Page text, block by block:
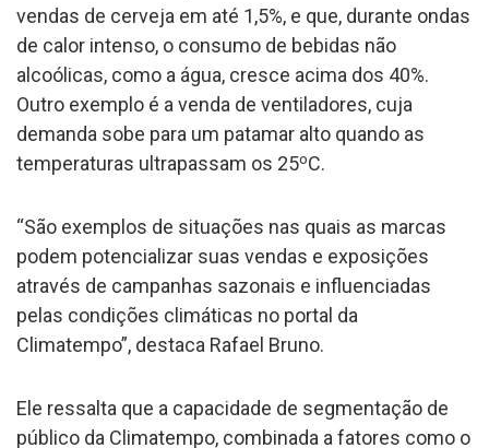
vendas de cerveja em até 1,5%, e que, durante ondas
de calor intenso, o consumo de bebidas não
alcoólicas, como a água, cresce acima dos 40%.
Outro exemplo é a venda de ventiladores, cuja
demanda sobe para um patamar alto quando as
temperaturas ultrapassam os 25oC.
“São exemplos de situações nas quais as marcas
podem potencializar suas vendas e exposições
através de campanhas sazonais e influenciadas
pelas condições climáticas no portal da
Climatempo”, destaca Rafael Bruno.
Ele ressalta que a capacidade de segmentação de
público da Climatempo, combinada a fatores como o